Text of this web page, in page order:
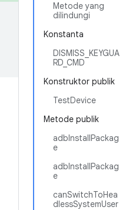
Metode yang
dilindungi
Konstanta
DISMISS_KEYGUA
RD_CMD
Konstruktor publik
TestDevice
Metode publik
adbInstallPackag
e
adbInstallPackag
e
canSwitchToHea
dlessSystemUser